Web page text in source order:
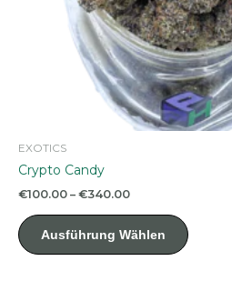
EXOTICS
Crypto Candy
€100.00 – €340.00Preisspanne:
€340.00
Ausführung Wählen
Produkt